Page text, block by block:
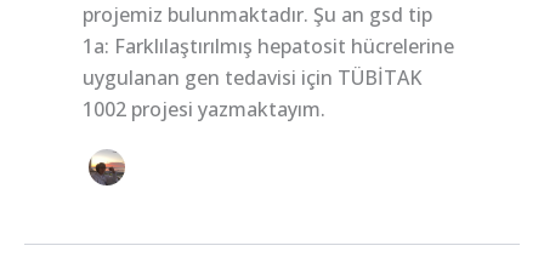
projemiz bulunmaktadır. Şu an gsd tip
1a: Farklılaştırılmış hepatosit hücrelerine
uygulanan gen tedavisi için TÜBİTAK
1002 projesi yazmaktayım.